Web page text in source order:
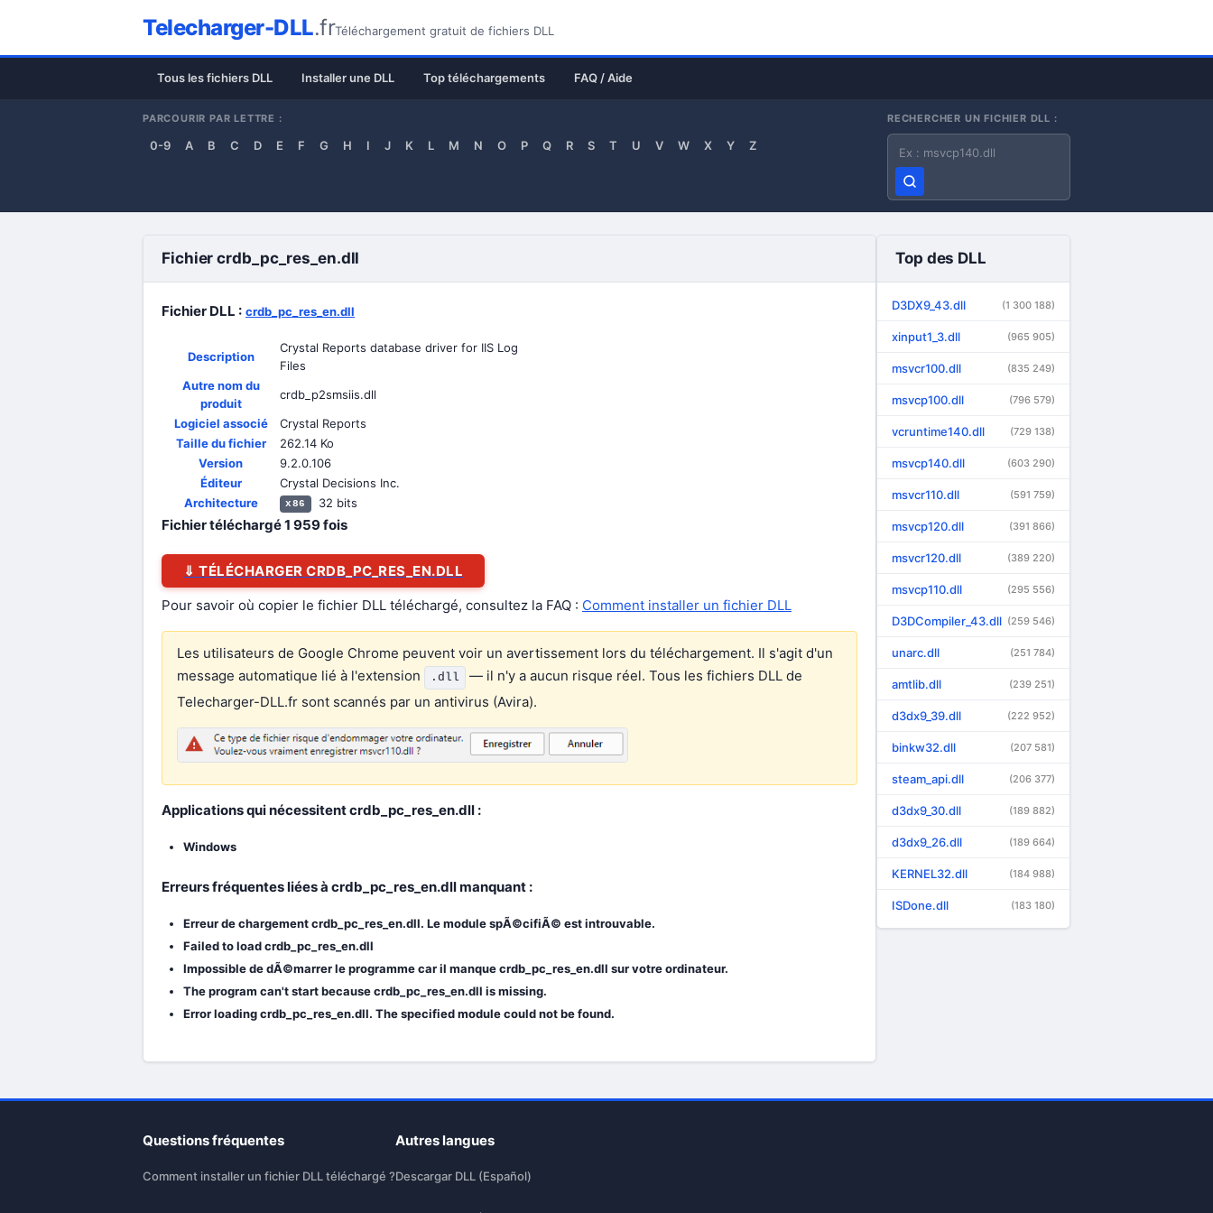
Telecharger-DLL.frTéléchargement gratuit de fichiers DLL
Tous les fichiers DLL Installer une DLL Top téléchargements FAQ / Aide
PARCOURIR PAR LETTRE :
0-9 A B C D E F G H I J K L M N O P Q R S T U V W X Y Z
RECHERCHER UN FICHIER DLL :
Nom du fichier DLL
Fichier crdb_pc_res_en.dll
Fichier DLL : crdb_pc_res_en.dll
Description
Crystal Reports database driver for IIS Log
Files
Autre nom du
produit
crdb_p2smsiis.dll
Logiciel associé
Crystal Reports
Taille du fichier
262.14 Ko
Version
9.2.0.106
Éditeur
Crystal Decisions Inc.
Architecture
x86 32 bits
Fichier téléchargé1 959fois
⇓ TÉLÉCHARGER CRDB_PC_RES_EN.DLL
Pour savoir où copier le fichier DLL téléchargé, consultez la FAQ : Comment installer un fichier DLL
Les utilisateurs de Google Chrome peuvent voir un avertissement lors du téléchargement. Il s'agit d'un
message automatique lié à l'extension
.dll
— il n'y a aucun risque réel. Tous les fichiers DLL de
Telecharger-DLL.fr sont scannés par un antivirus (Avira).
Applications qui nécessitent crdb_pc_res_en.dll :
Windows
Erreurs fréquentes liées à crdb_pc_res_en.dll manquant :
Erreur de chargement crdb_pc_res_en.dll. Le module spÃ©cifiÃ© est introuvable.
Failed to load crdb_pc_res_en.dll
Impossible de dÃ©marrer le programme car il manque crdb_pc_res_en.dll sur votre ordinateur.
The program can't start because crdb_pc_res_en.dll is missing.
Error loading crdb_pc_res_en.dll. The specified module could not be found.
Top des DLL
D3DX9_43.dll (1 300 188)
xinput1_3.dll (965 905)
msvcr100.dll (835 249)
msvcp100.dll (796 579)
vcruntime140.dll (729 138)
msvcp140.dll (603 290)
msvcr110.dll (591 759)
msvcp120.dll (391 866)
msvcr120.dll (389 220)
msvcp110.dll (295 556)
D3DCompiler_43.dll (259 546)
unarc.dll (251 784)
amtlib.dll (239 251)
d3dx9_39.dll (222 952)
binkw32.dll (207 581)
steam_api.dll (206 377)
d3dx9_30.dll (189 882)
d3dx9_26.dll (189 664)
KERNEL32.dll (184 988)
ISDone.dll (183 180)
Questions fréquentes
Comment installer un fichier DLL téléchargé ?
Autres langues
Descargar DLL (Español)